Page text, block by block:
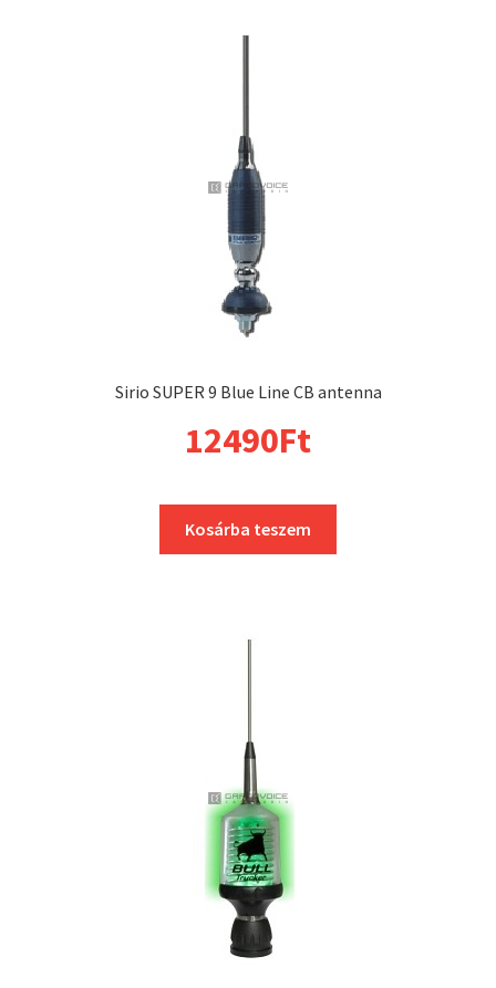
Sirio SUPER 9 Blue Line CB antenna
12490Ft
Kosárba teszem